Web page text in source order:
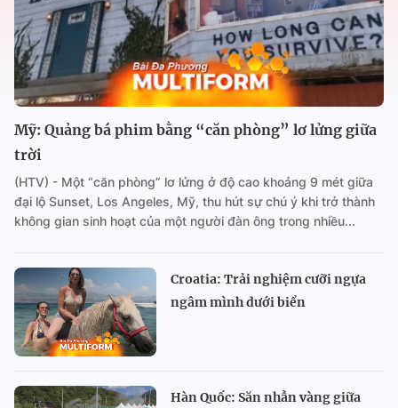
Mỹ: Quảng bá phim bằng “căn phòng” lơ lửng giữa
trời
(HTV) - Một “căn phòng” lơ lửng ở độ cao khoảng 9 mét giữa
đại lộ Sunset, Los Angeles, Mỹ, thu hút sự chú ý khi trở thành
không gian sinh hoạt của một người đàn ông trong nhiều...
Croatia: Trải nghiệm cưỡi ngựa
ngâm mình dưới biển
Hàn Quốc: Săn nhẫn vàng giữa